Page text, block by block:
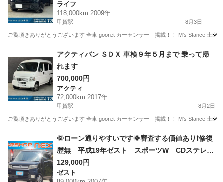
ライフ
118,000km 2009年
甲賀駅 8月3日
ご覧頂きありがとうございます 全車 goonet カーセンサー 掲載！！ M's Stance 土
甲賀駅 ライフ
アクティバン ＳＤＸ 車検９年５月まで 乗って帰
れます
700,000円
アクティ
72,000km 2017年
甲賀駅 8月2日
ご覧頂きありがとうございます 全車 goonet カーセンサー 掲載！！ M's Stance 土
アクティ
🌞ローン通りやすいです🌞審査する価値あり❗️修復
歴無 平成19年ゼスト スポーツW CDステレ
オ スマートキー HIDヘッドライト 予備検査付
129,000円
ゼスト